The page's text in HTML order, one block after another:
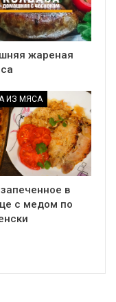
жареная
ИЗ МЯСА
в
с медом по